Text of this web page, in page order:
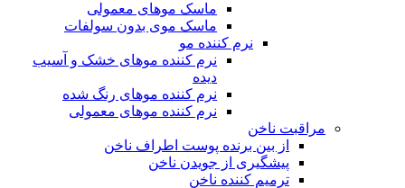
ماسک موهای معمولی
ماسک موی بدون سولفات
نرم کننده مو
نرم کننده موهای خشک و آسیب
دیده
نرم کننده موهای رنگ شده
نرم کننده موهای معمولی
مراقبت ناخن
از بین برنده پوست اطراف ناخن
پیشگیری از جویدن ناخن
ترمیم کننده ناخن